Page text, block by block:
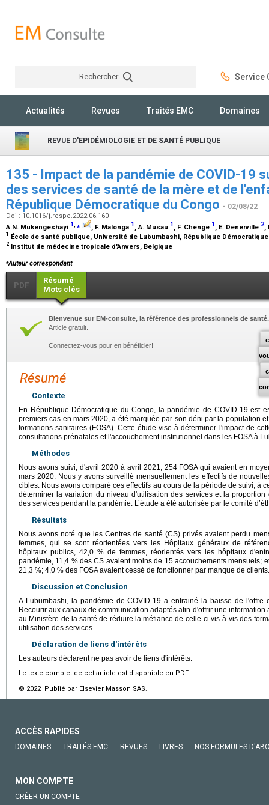
Rechercher Service
Actualités Revues Traités EMC Domaines
REVUE D'EPIDÉMIOLOGIE ET DE SANTÉ PUBLIQUE
135 - Impact de la pandémie de COVID-19
des services de santé de la mère et de
République Démocratique du Congo - 02/08/22
Doi : 10.1016/j.respe.2022.06.160
A.N. Mukengeshayi 1,⁎ , F. Malonga 1 , A. Musau 1 , F. Chenge 1 , E. Denerville 2,
1 École de santé publique, Université de Lubumbashi, République
2 Institut de médecine tropicale d'Anvers, Belgique
⁎Auteur correspondant
PDF
Résumé
Mots clés
Bienvenue sur EM-consulte, la référence des professionnels de santé.
Article gratuit.
Connectez-vous pour en bénéficier!
Résumé
Contexte
En République Démocratique du Congo, la pandémie de COVID-19 est
premiers cas en mars 2020, a été marquée par son déni par la population
formations sanitaires (FOSA). Cette étude vise à déterminer l'impact de
consultations prénatales et l'accouchement institutionnel dans les FOSA à
Méthodes
Nous avons suivi, d'avril 2020 à avril 2021, 254 FOSA qui avaient en
mars 2020. Nous y avons surveillé mensuellement les effectifs de
cibles. Nous avons comparé ces effectifs au cours de la période de suivi, à
déterminer la variation du niveau d'utilisation des services et la proportion
des services pendant la pandémie. L’étude a été autorisée par le comité
Résultats
Nous avons noté que les Centres de santé (CS) privés avaient perdu
femmes, qui se sont réorientées vers les Hôpitaux généraux de
hôpitaux publics, 42,0 % de femmes, réorientés vers les hôpitaux
pandémie, 11,4 % des CS avaient moins de 15 accouchements mensuels;
21,3 %; 4,0 % des FOSA avaient cessé de fonctionner par manque de clients.
Discussion et Conclusion
A Lubumbashi, la pandémie de COVID-19 a entrainé la baisse de l'offre
Recourir aux canaux de communication adaptés afin d'offrir une
au Ministère de la santé de réduire la méfiance de celle-ci vis-à-vis des
utilisation des services.
Déclaration de liens d'intérêts
Les auteurs déclarent ne pas avoir de liens d'intérêts.
Le texte complet de cet article est disponible en PDF.
© 2022 Publié par Elsevier Masson SAS.
ACCÈS RAPIDES
DOMAINES TRAITÉS EMC REVUES LIVRES NOS FORMULES
MON COMPTE
CRÉER UN COMPTE